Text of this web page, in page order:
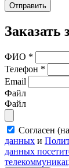
Отправить
Заказать
ФИО *
Телефон *
Email
Файл
Файл
Согласен
данных и
данных